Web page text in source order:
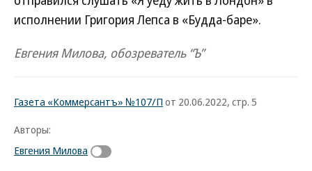
исполнении Григория Лепса в «Будда-баре».
Евгения Милова, обозреватель “Ъ”
Газета «Коммерсантъ» №107/П от 20.06.2022, стр. 5
Авторы:
Евгения Милова